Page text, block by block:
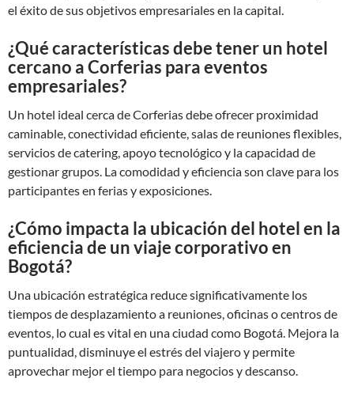
el éxito de sus objetivos empresariales en la capital.
¿Qué características debe tener un hotel
cercano a Corferias para eventos
empresariales?
Un hotel ideal cerca de Corferias debe ofrecer proximidad
caminable, conectividad eficiente, salas de reuniones flexibles,
servicios de catering, apoyo tecnológico y la capacidad de
gestionar grupos. La comodidad y eficiencia son clave para los
participantes en ferias y exposiciones.
¿Cómo impacta la ubicación del hotel en la
eficiencia de un viaje corporativo en
Bogotá?
Una ubicación estratégica reduce significativamente los
tiempos de desplazamiento a reuniones, oficinas o centros de
eventos, lo cual es vital en una ciudad como Bogotá. Mejora la
puntualidad, disminuye el estrés del viajero y permite
aprovechar mejor el tiempo para negocios y descanso.